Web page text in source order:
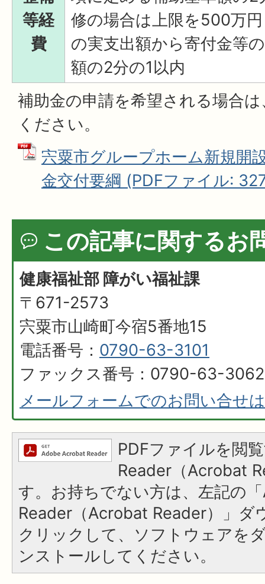
等経
費
修の場合は上限を500万
の実支出額から寄付金等
額の2分の1以内
補助金の申請を希望される場合
ください。
宍粟市グループホーム新規開
金交付要綱 (PDFファイル:
この記事に関するお
健康福祉部 障がい福祉課
〒671-2573
宍粟市山崎町今宿5番地15
電話番号： 0790-63-3101
ファックス番号：0790-63-3062
メールフォームでのお問い合せ
PDFファイルを閲
Reader（Acrobat
す。お持ちでない方は、左記の
Reader（Acrobat Reader）」ダ
クリックして、ソフトウェアを
ンストールしてください。